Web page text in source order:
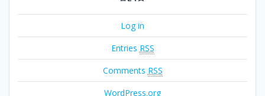
Log in
Entries RSS
Comments RSS
WordPress.org